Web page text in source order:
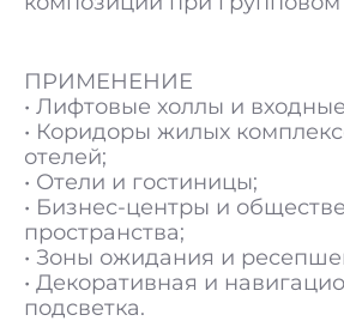
ПРИМЕНЕНИЕ
• Лифтовые холлы и
• Коридоры жилых
отелей;
• Отели и гостиницы;
• Бизнес-центры и
пространства;
• Зоны ожидания и
• Декоративная и
подсветка.